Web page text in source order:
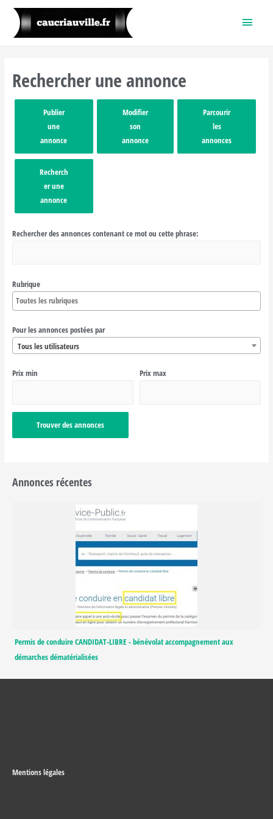
Menu
Rechercher une annonce
Publier
une
annonce
Modifier
son
annonce
Parcourir
les
annonces
Recherch
er une
annonce
Rechercher des annonces contenant ce mot ou cette phrase:
Rubrique
Pour les annonces postées par
Tous les utilisateurs
Prix min Prix max
Annonces récentes
Permis de conduire CANDIDAT-LIBRE - bénévolat accompagnement aux
démarches dématérialisées
Mentions légales